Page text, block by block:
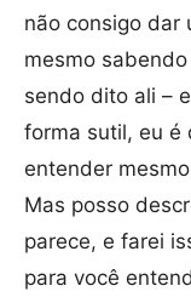
não consigo dar
mesmo
sendo dito ali –
forma sutil, eu é
entender
Mas posso
parece, e farei
para você